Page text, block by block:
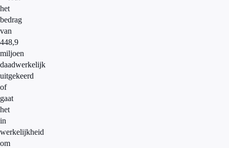
het
bedrag
van
448,9
miljoen
daadwerkelijk
uitgekeerd
of
gaat
het
in
werkelijkheid
om